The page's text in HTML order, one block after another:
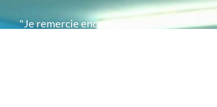
"Je remercie encore une